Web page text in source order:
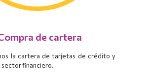
de cartera
la cartera de tarjetas de crédito y
sector financiero.